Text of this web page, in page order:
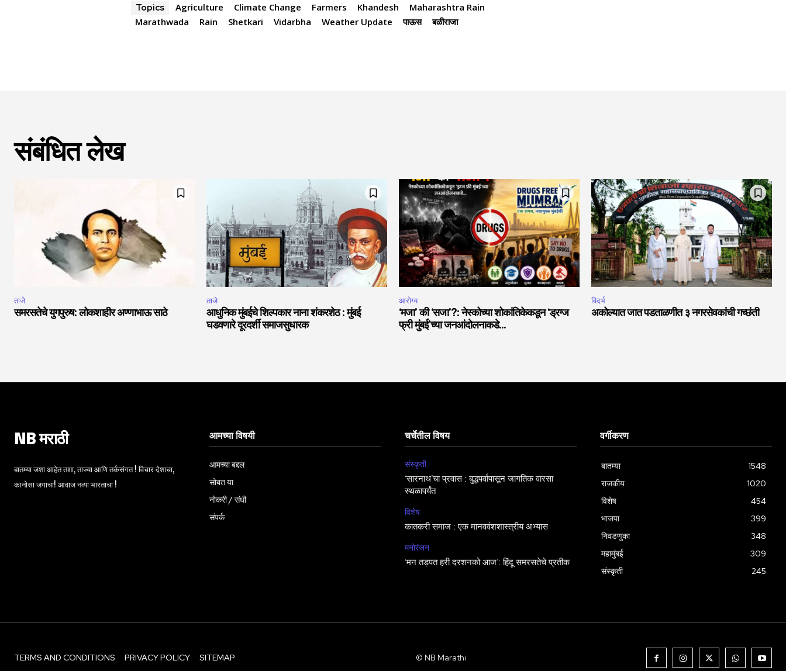
Topics Agriculture Climate Change Farmers Khandesh
Maharashtra Rain
Marathwada
Rain Shetkari Vidarbha Weather Update पाऊस बळीराजा
संबंधित लेख
ताजे
समरसतेचे युगपुरुष: लोकशाहीर अण्णाभाऊ साठे
ताजे
आधुनिक मुंबईचे शिल्पकार नाना शंकरशेठ : मुंबई
घडवणारे दूरदर्शी समाजसुधारक
आरोग्य
‘मजा’ की ‘सजा’?: नेस्कोच्या शोकांतिकेकडून ‘ड्रग्ज
फ्री मुंबई’च्या जनआंदोलनाकडे…
विदर्भ
अकोल्यात जात पडताळणीत ३ नगरसेवकांची गच्छंती
NB मराठी
बातम्या जशा आहेत तशा, ताज्या आणि तर्कसंगत ! विचार देशाचा,
कानोसा जगाचा! आवाज नव्या भारताचा !
आमच्या विषयी
आमच्या बद्दल
सोबत या
नोकरी / संधी
संपर्क
चर्चेतील विषय
संस्कृती
‘सारनाथ’चा प्रवास : बुद्धपर्वापासून जागतिक वारसा
स्थळापर्यंत
विशेष
कातकरी समाज : एक मानववंशशास्त्रीय अभ्यास
मनोरंजन
‘मन तड़पत हरी दरशनको आज’: हिंदू समरसतेचे प्रतीक
वर्गीकरण
बातम्या
1548
राजकीय
1020
विशेष
454
भाजपा
399
निवडणुका
348
महामुंबई
309
संस्कृती
245
TERMS AND CONDITIONS PRIVACY POLICY SITEMAP © NB Marathi